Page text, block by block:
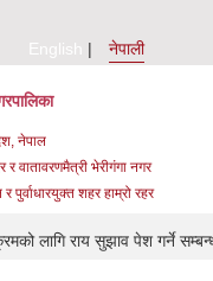
English
नेपाली
नेपाल
र वातावरणमैत्री भेरीगंगा नगर
पुर्वाधारयुक्त शहर हाम्रो रहर
लागि राय सुझाव पेश गर्ने